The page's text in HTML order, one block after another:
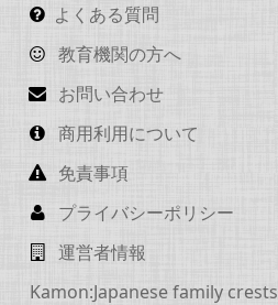
よくある質問
教育機関の方へ
お問い合わせ
商用利用について
免責事項
プライバシーポリシー
運営者情報
Kamon:Japanese family crests